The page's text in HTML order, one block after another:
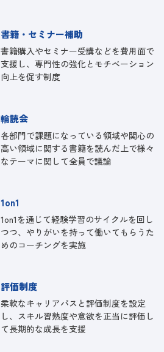
書籍・セミナー補助
書籍購入やセミナー受講などを費用面で
支援し、専門性の強化とモチベーション
向上を促す制度
輪読会
各部門で課題になっている領域や関心の
高い領域に関する書籍を読んだ上で様々
なテーマに関して全員で議論
1on1
1on1を通じて経験学習のサイクルを回し
つつ、やりがいを持って働いてもらうた
めのコーチングを実施
評価制度
柔軟なキャリアパスと評価制度を設定
し、スキル習熟度や意欲を正当に評価し
て長期的な成長を支援